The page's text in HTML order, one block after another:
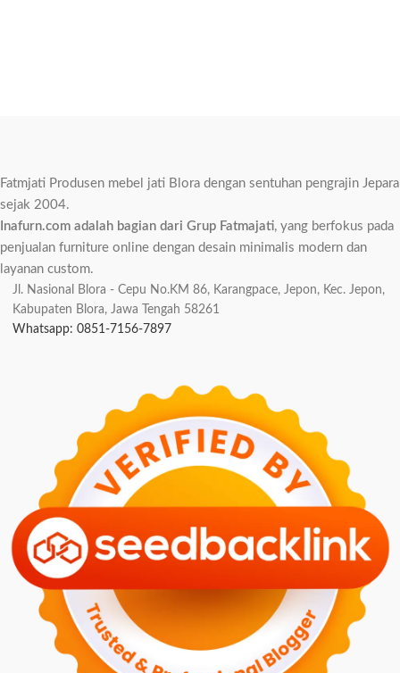
Fatmjati Produsen mebel jati Blora dengan sentuhan pengrajin Jepara
sejak 2004.
Inafurn.com adalah bagian dari Grup Fatmajati, yang berfokus pada
penjualan furniture online dengan desain minimalis modern dan
layanan custom.
Jl. Nasional Blora - Cepu No.KM 86, Karangpace, Jepon, Kec. Jepon,
Kabupaten Blora, Jawa Tengah 58261
Whatsapp: 0851-7156-7897